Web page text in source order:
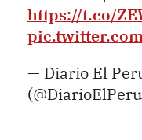
https://t.co/
— Diario El